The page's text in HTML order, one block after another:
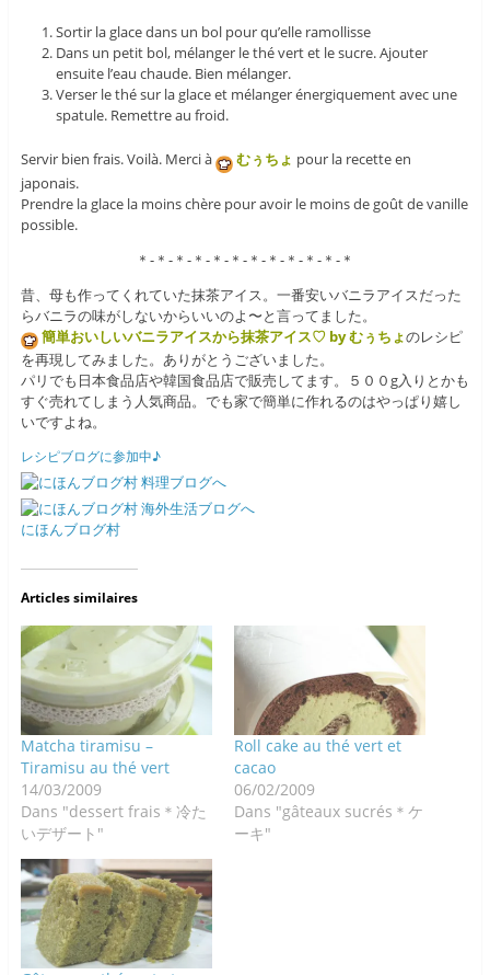
Sortir la glace dans un bol pour qu’elle ramollisse
Dans un petit bol, mélanger le thé vert et le sucre. Ajouter
ensuite l’eau chaude. Bien mélanger.
Verser le thé sur la glace et mélanger énergiquement avec une
spatule. Remettre au froid.
Servir bien frais. Voilà. Merci à むぅちょ pour la recette en
japonais.
Prendre la glace la moins chère pour avoir le moins de goût de vanille
possible.
＊-＊-＊-＊-＊-＊-＊-＊-＊-＊-＊-＊
昔、母も作ってくれていた抹茶アイス。一番安いバニラアイスだった
らバニラの味がしないからいいのよ〜と言ってました。
簡単おいしいバニラアイスから抹茶アイス♡ by むぅちょのレシピ
を再現してみました。ありがとうございました。
パリでも日本食品店や韓国食品店で販売してます。５００g入りとかも
すぐ売れてしまう人気商品。でも家で簡単に作れるのはやっぱり嬉し
いですよね。
レシピブログに参加中♪
にほんブログ村
Articles similaires
Matcha tiramisu –
Tiramisu au thé vert
14/03/2009
Dans "dessert frais＊冷た
いデザート"
Roll cake au thé vert et
cacao
06/02/2009
Dans "gâteaux sucrés＊ケ
ーキ"